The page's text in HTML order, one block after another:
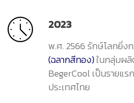
2023
พ.ศ. 2566 รักษ์โลกยิ่ง
(ฉลากสีทอง)ในกลุ่มผ
BegerCool เป็นรายแร
ประเทศไทย